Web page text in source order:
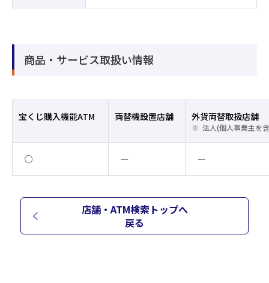
商品・サービス取扱い情報
宝くじ購入機能ATM 両替機設置店舗 外貨両替取扱店舗
法人(個人事業主を
○ ー ー
店舗・ATM検索トップへ
戻る